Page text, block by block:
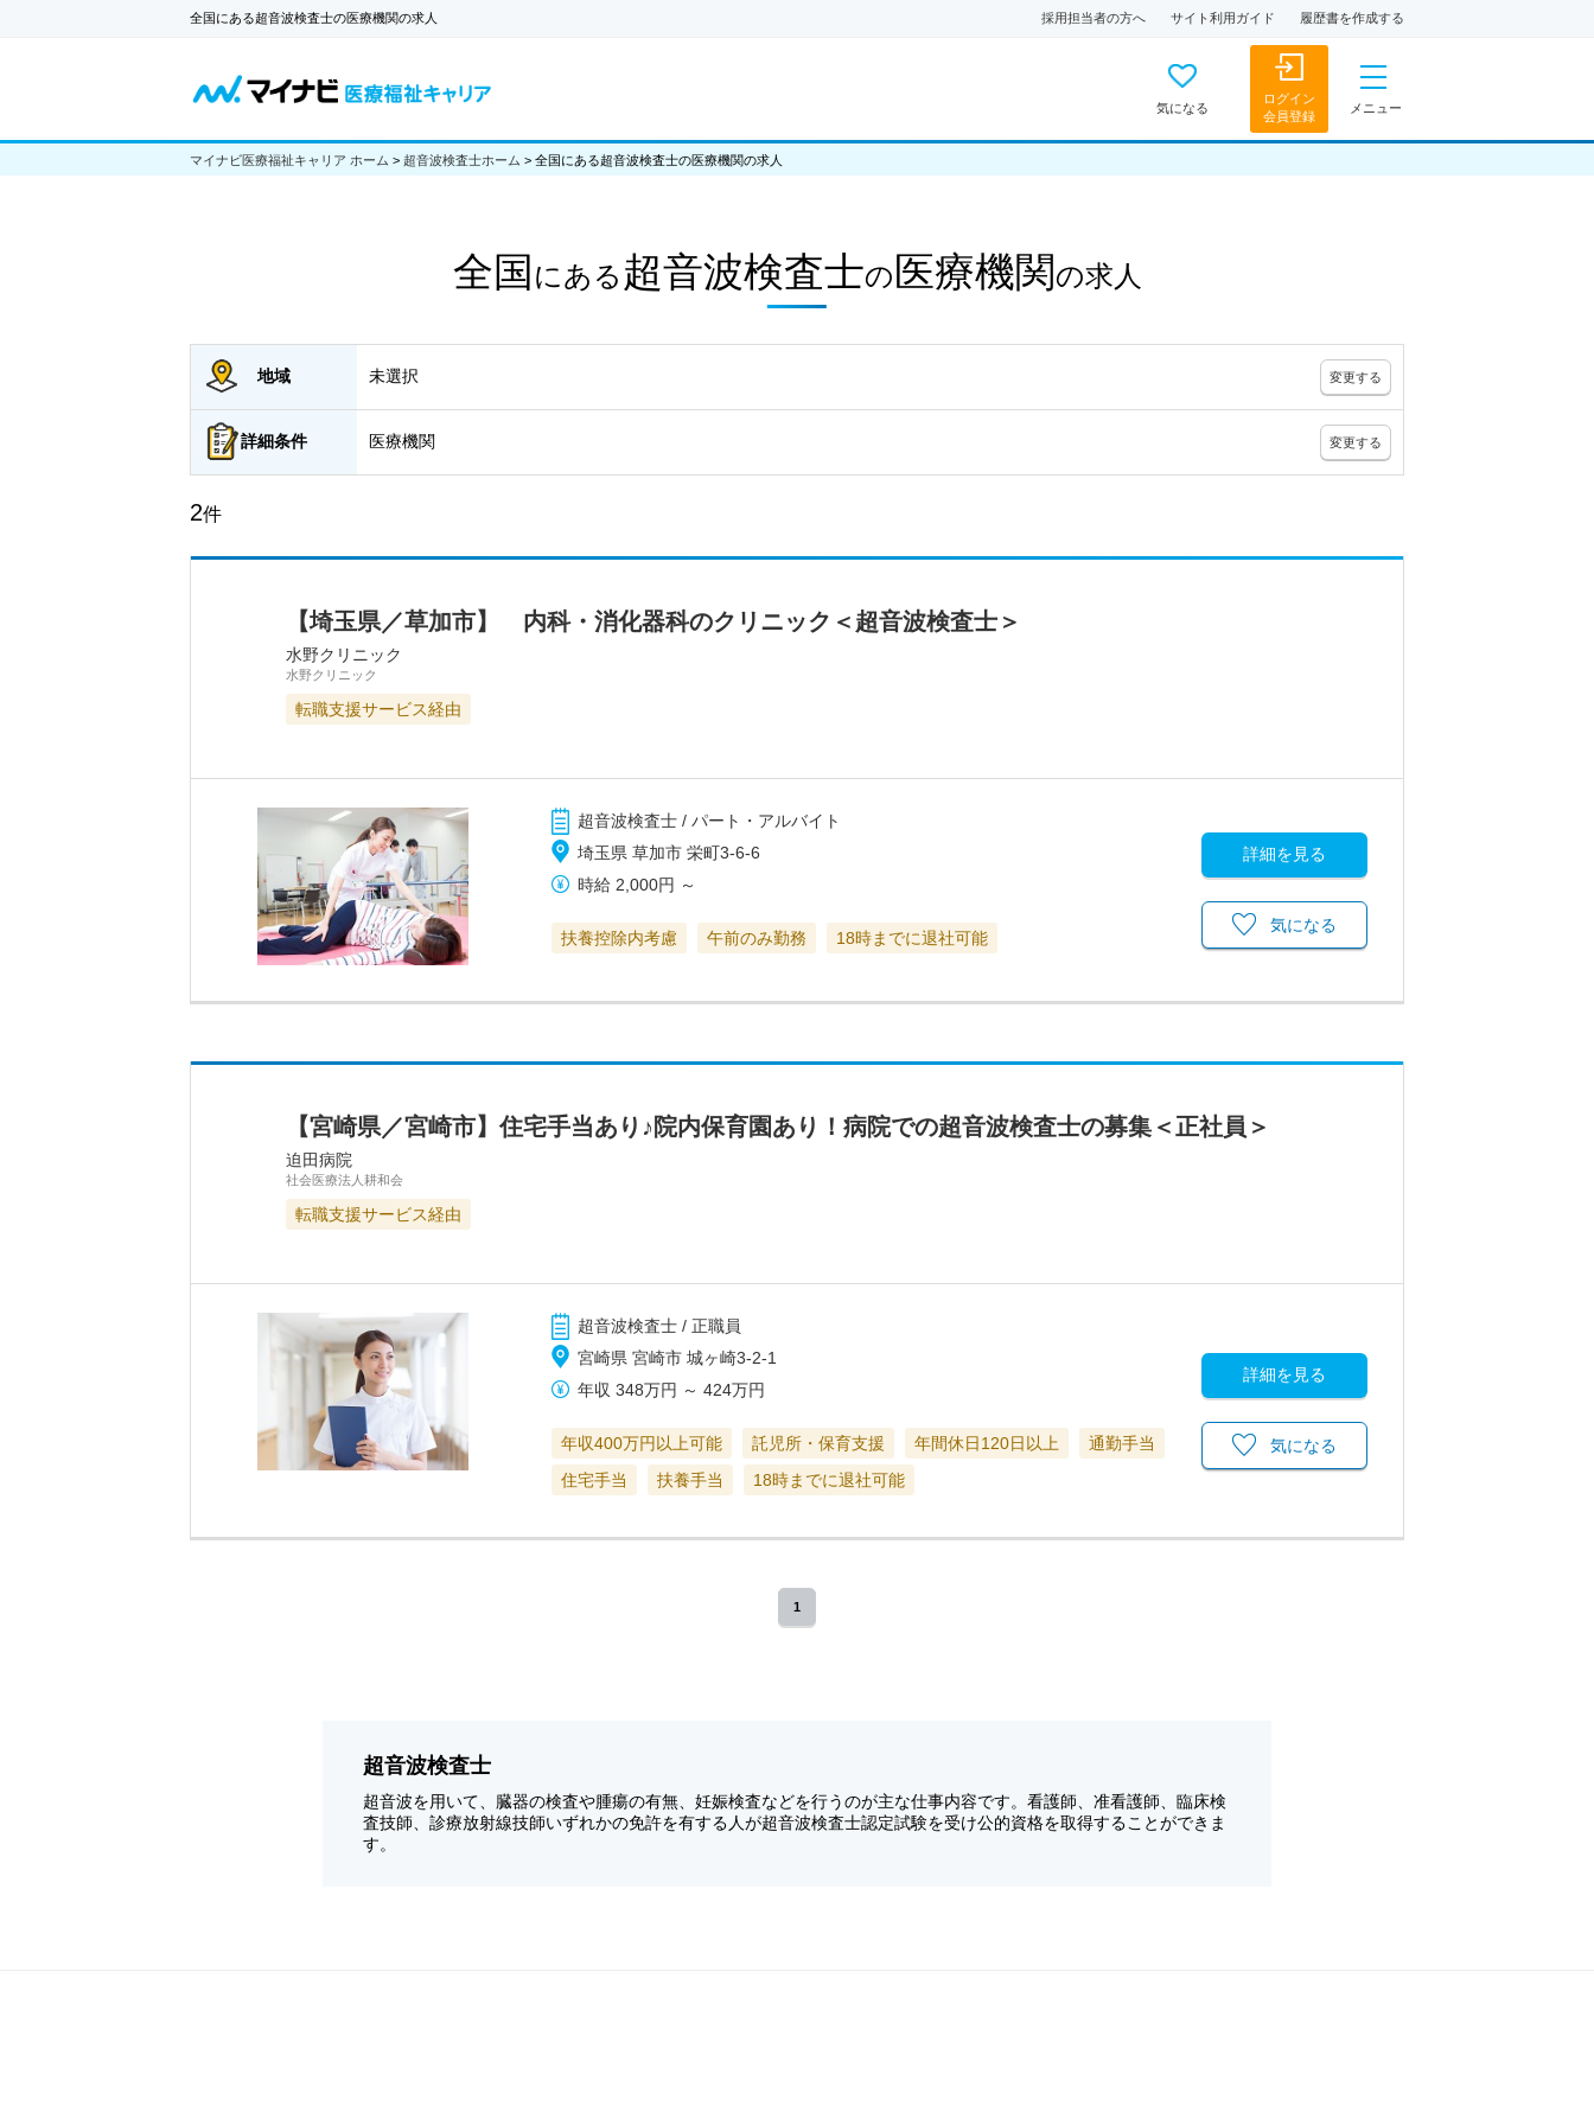
全国にある超音波検査士の医療機関の求人 採用担当者の方へ サイト利用ガイド 履歴書を作成する
気になる
ログイン
会員登録
メニュー
マイナビ医療福祉キャリア ホーム > 超音波検査士ホーム > 全国にある超音波検査士の医療機関の求人
全国 にある 超音波検査士の 医療機関の求人
地域 未選択 変更する
詳細条件 医療機関 変更する
2件
【埼玉県／草加市】 内科・消化器科のクリニック＜超音波検査士＞
水野クリニック
水野クリニック
転職支援サービス経由
超音波検査士 / パート・アルバイト
埼玉県 草加市 栄町3-6-6
時給 2,000円 ～
扶養控除内考慮 午前のみ勤務 18時までに退社可能
詳細を見る
気になる
【宮崎県／宮崎市】住宅手当あり♪院内保育園あり！病院での超音波検査士の募集＜正社員＞
迫田病院
社会医療法人耕和会
転職支援サービス経由
超音波検査士 / 正職員
宮崎県 宮崎市 城ヶ崎3-2-1
年収 348万円 ～424万円
年収400万円以上可能 託児所・保育支援 年間休日120日以上
通勤手当
住宅手当
扶養手当 18時までに退社可能
詳細を見る
気になる
1
超音波検査士
超音波を用いて、臓器の検査や腫瘍の有無、妊娠検査などを行うのが主な仕事内容です。看護師、准看護師、臨床検
査技師、診療放射線技師いずれかの免許を有する人が超音波検査士認定試験を受け公的資格を取得することができま
す。